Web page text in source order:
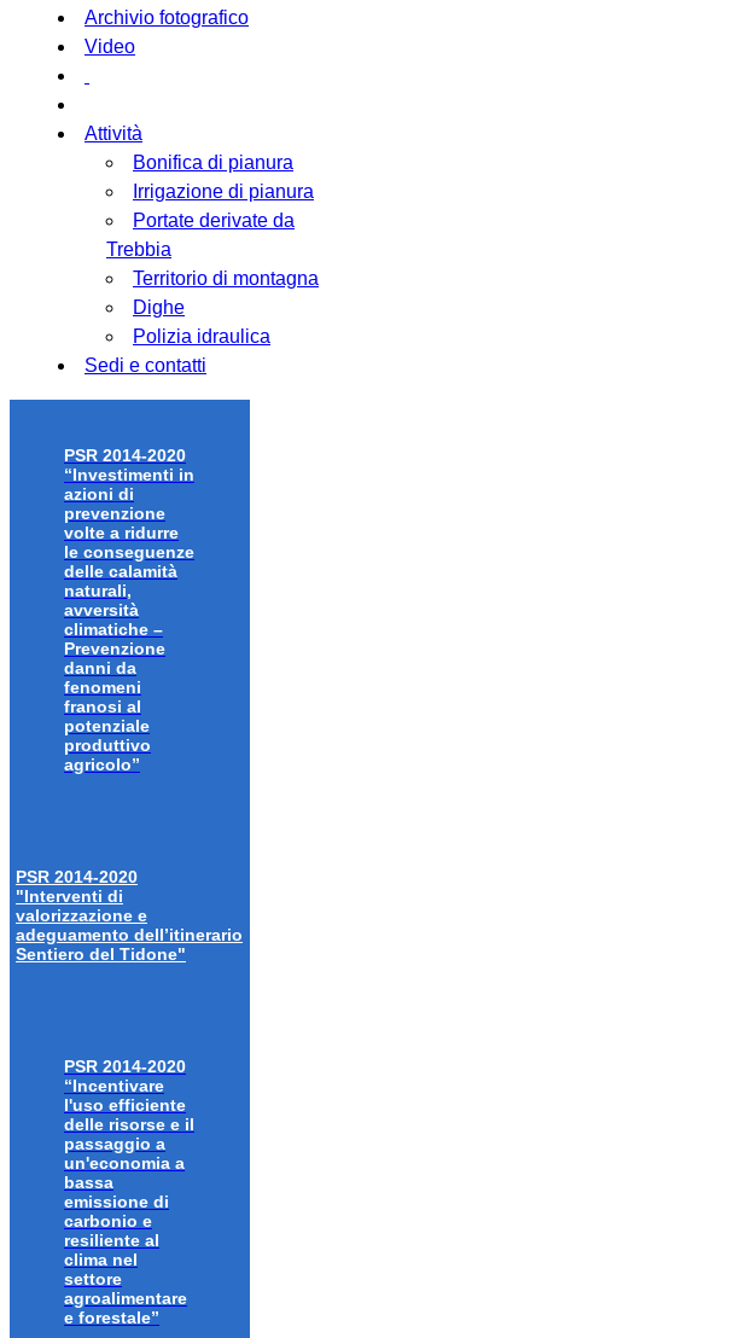
Archivio fotografico
Video
Attività
Bonifica di pianura
Irrigazione di pianura
Portate derivate da
Trebbia
Territorio di montagna
Dighe
Polizia idraulica
Sedi e contatti
PSR 2014-2020
“Investimenti in
azioni di
prevenzione
volte a ridurre
le conseguenze
delle calamità
naturali,
avversità
climatiche –
Prevenzione
danni da
fenomeni
franosi al
potenziale
produttivo
agricolo”
PSR 2014-2020
"Interventi di
valorizzazione e
adeguamento dell’itinerario
Sentiero del Tidone"
PSR 2014-2020
“Incentivare
l'uso efficiente
delle risorse e il
passaggio a
un'economia a
bassa
emissione di
carbonio e
resiliente al
clima nel
settore
agroalimentare
e forestale”